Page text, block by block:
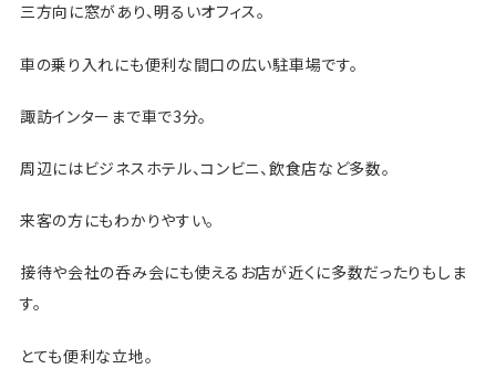
三方向に窓があり、明るいオフィス。
車の乗り入れにも便利な間口の広い駐車場です。
諏訪インターまで車で3分。
周辺にはビジネスホテル、コンビニ、飲食店など多数。
来客の方にもわかりやすい。
接待や会社の呑み会にも使えるお店が近くに多数だったりもしま
す。
とても便利な立地。